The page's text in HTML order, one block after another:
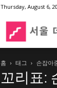
Thursday, August 6,
홈 태그 손잡아
꼬리표: